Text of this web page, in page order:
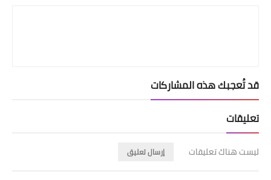
قد تُعجبك هذه المشاركات
تعليقات
ليست هناك تعليقات إرسال تعليق